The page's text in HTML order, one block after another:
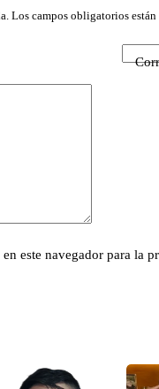
Los campos obligatorios están
este navegador para la